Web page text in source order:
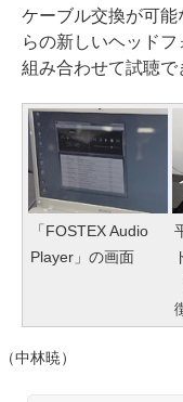
ケーブル交換が可
らの新しいヘッド
組み合わせて試聴で
「FOSTEX Audio
Player」の画面
（中林暁）